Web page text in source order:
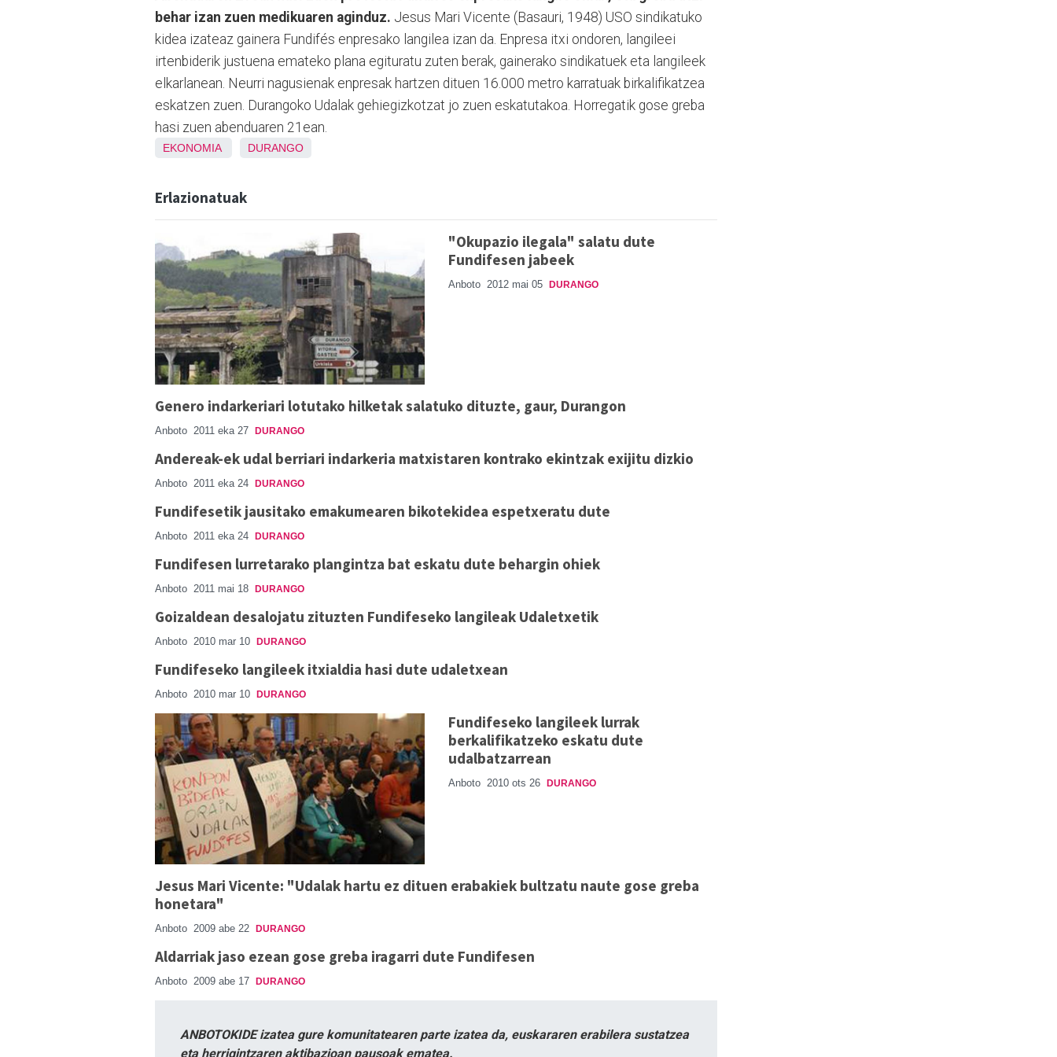
behar izan zuen medikuaren aginduz. Jesus Mari Vicente (Basauri, 1948) USO sindikatuko
kidea izateaz gainera Fundifés enpresako langilea izan da. Enpresa itxi ondoren, langileei
irtenbiderik justuena emateko plana egituratu zuten berak, gainerako sindikatuek eta langileek
elkarlanean. Neurri nagusienak enpresak hartzen dituen 16.000 metro karratuak birkalifikatzea
eskatzen zuen. Durangoko Udalak gehiegizkotzat jo zuen eskatutakoa. Horregatik gose greba
hasi zuen abenduaren 21ean.
EKONOMIA DURANGO
Erlazionatuak
"Okupazio ilegala" salatu dute
Fundifesen jabeek
Anboto 2012 mai 05 DURANGO
Genero indarkeriari lotutako hilketak salatuko dituzte, gaur, Durangon
Anboto 2011 eka 27 DURANGO
Andereak-ek udal berriari indarkeria matxistaren kontrako ekintzak exijitu dizkio
Anboto 2011 eka 24 DURANGO
Fundifesetik jausitako emakumearen bikotekidea espetxeratu dute
Anboto 2011 eka 24 DURANGO
Fundifesen lurretarako plangintza bat eskatu dute behargin ohiek
Anboto 2011 mai 18 DURANGO
Goizaldean desalojatu zituzten Fundifeseko langileak Udaletxetik
Anboto 2010 mar 10 DURANGO
Fundifeseko langileek itxialdia hasi dute udaletxean
Anboto 2010 mar 10 DURANGO
Fundifeseko langileek lurrak
berkalifikatzeko eskatu dute
udalbatzarrean
Anboto 2010 ots 26 DURANGO
Jesus Mari Vicente: "Udalak hartu ez dituen erabakiek bultzatu naute gose greba
honetara"
Anboto 2009 abe 22 DURANGO
Aldarriak jaso ezean gose greba iragarri dute Fundifesen
Anboto 2009 abe 17 DURANGO
ANBOTOKIDE izatea gure komunitatearen parte izatea da, euskararen erabilera sustatzea
eta herrigintzaren aktibazioan pausoak ematea.